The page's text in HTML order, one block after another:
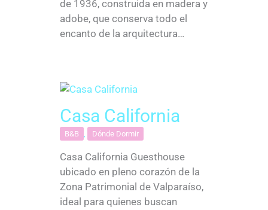
de 1936, construida en madera y
adobe, que conserva todo el
encanto de la arquitectura…
Casa California
B&B , Dónde Dormir
Casa California Guesthouse
ubicado en pleno corazón de la
Zona Patrimonial de Valparaíso,
ideal para quienes buscan